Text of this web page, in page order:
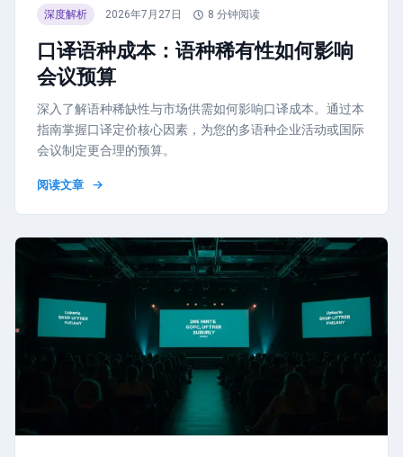
深度解析 2026年7月27日 8 分钟阅读
口译语种成本：语种稀有性如何影响
会议预算
深入了解语种稀缺性与市场供需如何影响口译成本。通过本
指南掌握口译定价核心因素，为您的多语种企业活动或国际
会议制定更合理的预算。
阅读文章